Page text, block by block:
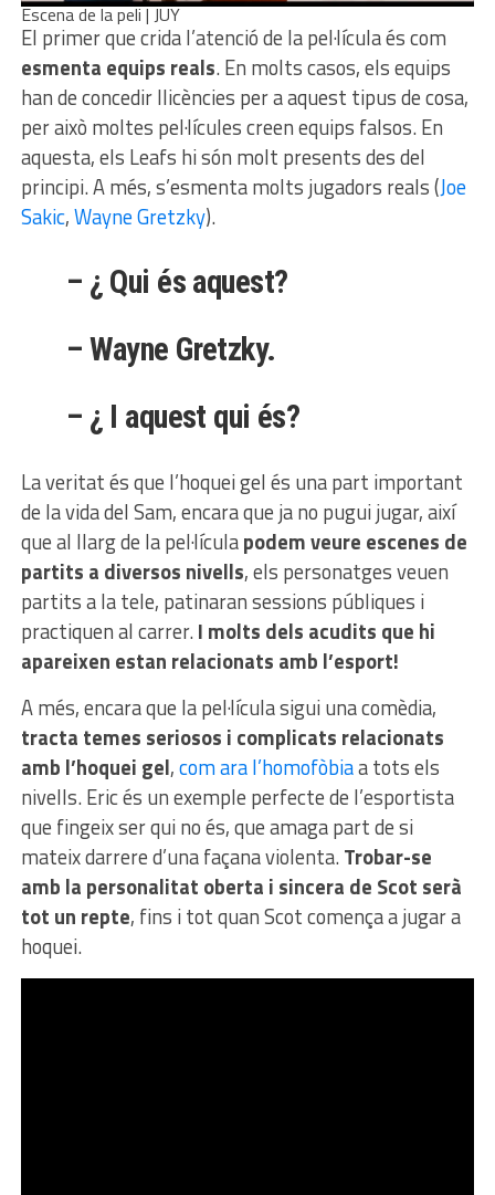
Escena de la peli | JUY
El primer que crida l’atenció de la pel·lícula és com
esmenta equips reals. En molts casos, els equips
han de concedir llicències per a aquest tipus de cosa,
per això moltes pel·lícules creen equips falsos. En
aquesta, els Leafs hi són molt presents des del
principi. A més, s’esmenta molts jugadors reals (Joe
Sakic,Wayne Gretzky).
– ¿ Qui és aquest?
– Wayne Gretzky.
– ¿ I aquest qui és?
La veritat és que l’hoquei gel és una part important
de la vida del Sam, encara que ja no pugui jugar, així
que al llarg de la pel·lículapodem veure escenes de
partits a diversos nivells, els personatges veuen
partits a la tele, patinaran sessions públiques i
practiquen al carrer.I molts dels acudits que hi
apareixen estan relacionats amb l’esport!
A més, encara que la pel·lícula sigui una comèdia,
tracta temes seriosos i complicats relacionats
amb l’hoquei gel,com ara l’homofòbiaa tots els
nivells. Eric és un exemple perfecte de l’esportista
que fingeix ser qui no és, que amaga part de si
mateix darrere d’una façana violenta.Trobar-se
amb la personalitat oberta i sincera de Scot serà
tot un repte, fins i tot quan Scot comença a jugar a
hoquei.